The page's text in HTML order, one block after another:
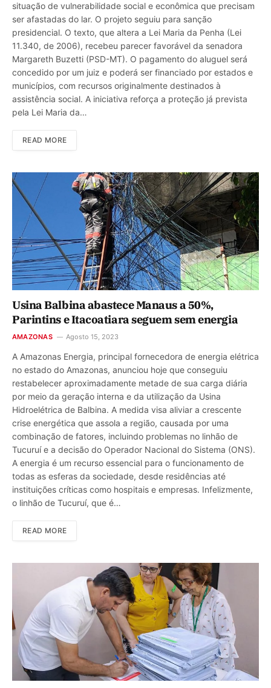
situação de vulnerabilidade social e econômica que precisam
ser afastadas do lar. O projeto seguiu para sanção
presidencial. O texto, que altera a Lei Maria da Penha (Lei
11.340, de 2006), recebeu parecer favorável da senadora
Margareth Buzetti (PSD-MT). O pagamento do aluguel será
concedido por um juiz e poderá ser financiado por estados e
municípios, com recursos originalmente destinados à
assistência social. A iniciativa reforça a proteção já prevista
pela Lei Maria da…
READ MORE
Usina Balbina abastece Manaus a 50%,
Parintins e Itacoatiara seguem sem energia
AMAZONAS Agosto 15, 2023
A Amazonas Energia, principal fornecedora de energia elétrica
no estado do Amazonas, anunciou hoje que conseguiu
restabelecer aproximadamente metade de sua carga diária
por meio da geração interna e da utilização da Usina
Hidroelétrica de Balbina. A medida visa aliviar a crescente
crise energética que assola a região, causada por uma
combinação de fatores, incluindo problemas no linhão de
Tucuruí e a decisão do Operador Nacional do Sistema (ONS).
A energia é um recurso essencial para o funcionamento de
todas as esferas da sociedade, desde residências até
instituições críticas como hospitais e empresas. Infelizmente,
o linhão de Tucuruí, que é…
READ MORE